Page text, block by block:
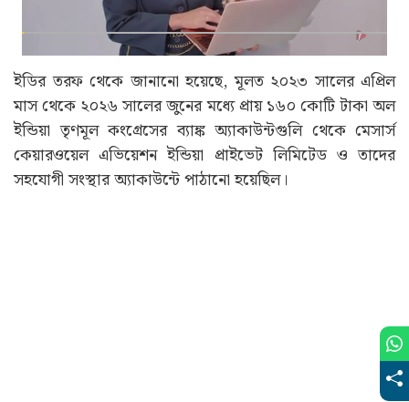
ইডির তরফ থেকে জানানো হয়েছে, মূলত ২০২৩ সালের এপ্রিল
মাস থেকে ২০২৬ সালের জুনের মধ্যে প্রায় ১৬০ কোটি টাকা অল
ইন্ডিয়া তৃণমূল কংগ্রেসের ব্যাঙ্ক অ্যাকাউন্টগুলি থেকে মেসার্স
কেয়ারওয়েল এভিয়েশন ইন্ডিয়া প্রাইভেট লিমিটেড ও তাদের
সহযোগী সংস্থার অ্যাকাউন্টে পাঠানো হয়েছিল।